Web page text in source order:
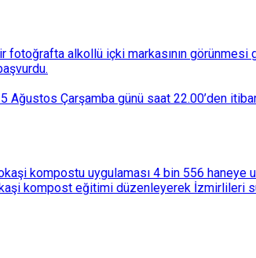
fotoğrafta alkollü içki markasının
Ağustos Çarşamba günü saat 22.00’den
kompostu uygulaması 4 bin 556
kompost eğitimi düzenleyerek İzmirlileri